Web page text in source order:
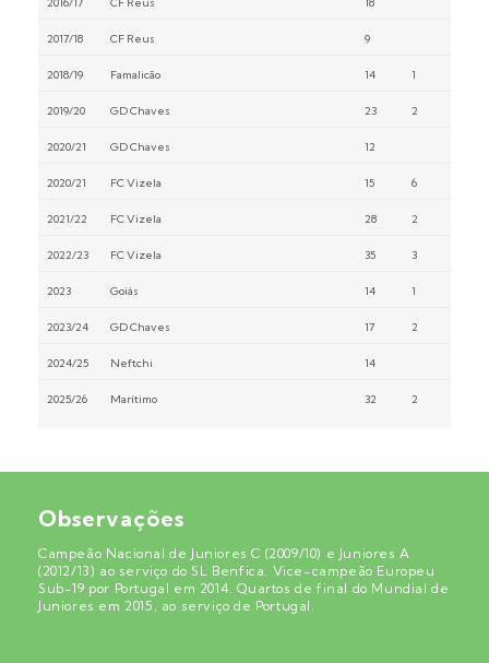
2017/18 CF Reus 9
2018/19 Famalicão 14 1
2019/20 GD Chaves 23 2
2020/21 GD Chaves 12
2020/21 FC Vizela 15 6
2021/22 FC Vizela 28 2
2022/23 FC Vizela 35 3
2023 Goiás 14 1
2023/24 GD Chaves 17 2
2024/25 Neftchi 14
2025/26 Marítimo 32 2
Observações
Campeão Nacional de Juniores C (2009/10) e Juniores A
(2012/13) ao serviço do SL Benfica. Vice-campeão Europeu
Sub-19 por Portugal em 2014. Quartos de final do Mundial de
Juniores em 2015, ao serviço de Portugal.